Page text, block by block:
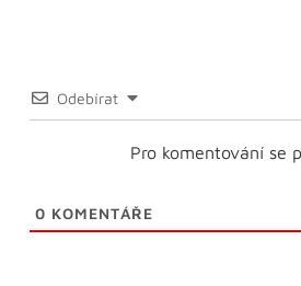
Odebírat
Pro komentování se
0 KOMENTÁŘE